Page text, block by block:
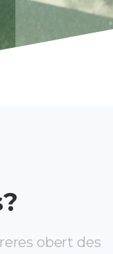
obert des